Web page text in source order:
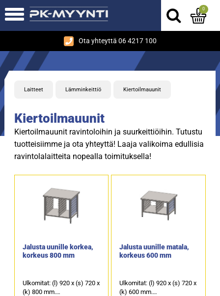
Ota yhteyttä 06 4217 100
0
Laitteet Lämminkeittiö Kiertoilmauunit
Kiertoilmauunit
Kiertoilmauunit ravintoloihin ja suurkeittiöihin. Tutustu
tuotteisiimme ja ota yhteyttä! Laaja valikoima edullisia
ravintolalaitteita nopealla toimituksella!
Jalusta uunille korkea,
korkeus 800 mm
Ulkomitat: (l) 920 x (s) 720 x
(k) 800 mm.
Jalusta uunille matala,
korkeus 600 mm
Ulkomitat: (l) 920 x (s) 720 x
(k) 600 mm.